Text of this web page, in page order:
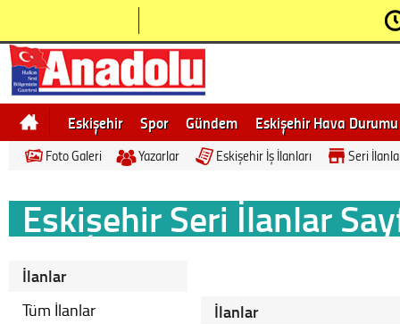
Eskişehir Spor Gündem
Eskişehir Hava Durumu
Bilecik
Ne demek Eskişehir Gezi Rehberi
Foto Galeri Yazarlar Eskişehir İş İlanları Seri
Eskişehir Seri İlanlar
İlanlar
Tüm İlanlar
İlanlar